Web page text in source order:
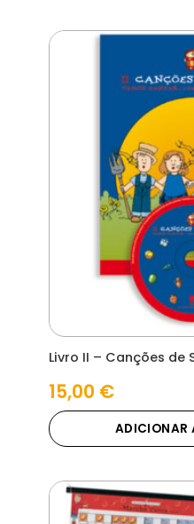
Livro II – Canções de
15,00 €
ADICIONAR